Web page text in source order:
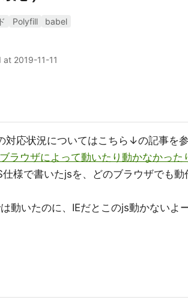
Polyfill
babel
at 2019-11-11
対応状況についてはこちら↓の記事を
ラウザによって動いたり動かなかった
様で書いたjsを、どのブラウザでも動
動いたのに、IEだとこのjs動かないよ